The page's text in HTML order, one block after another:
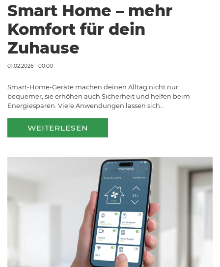
Smart Home – mehr
Komfort für dein
Zuhause
01.02.2026 - 00:00
Smart-Home-Geräte machen deinen Alltag nicht nur
bequemer, sie erhöhen auch Sicherheit und helfen beim
Energiesparen. Viele Anwendungen lassen sich…
WEITERLESEN